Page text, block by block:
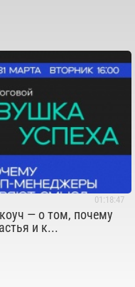
01:18:47
коуч — о том, почему
и к...